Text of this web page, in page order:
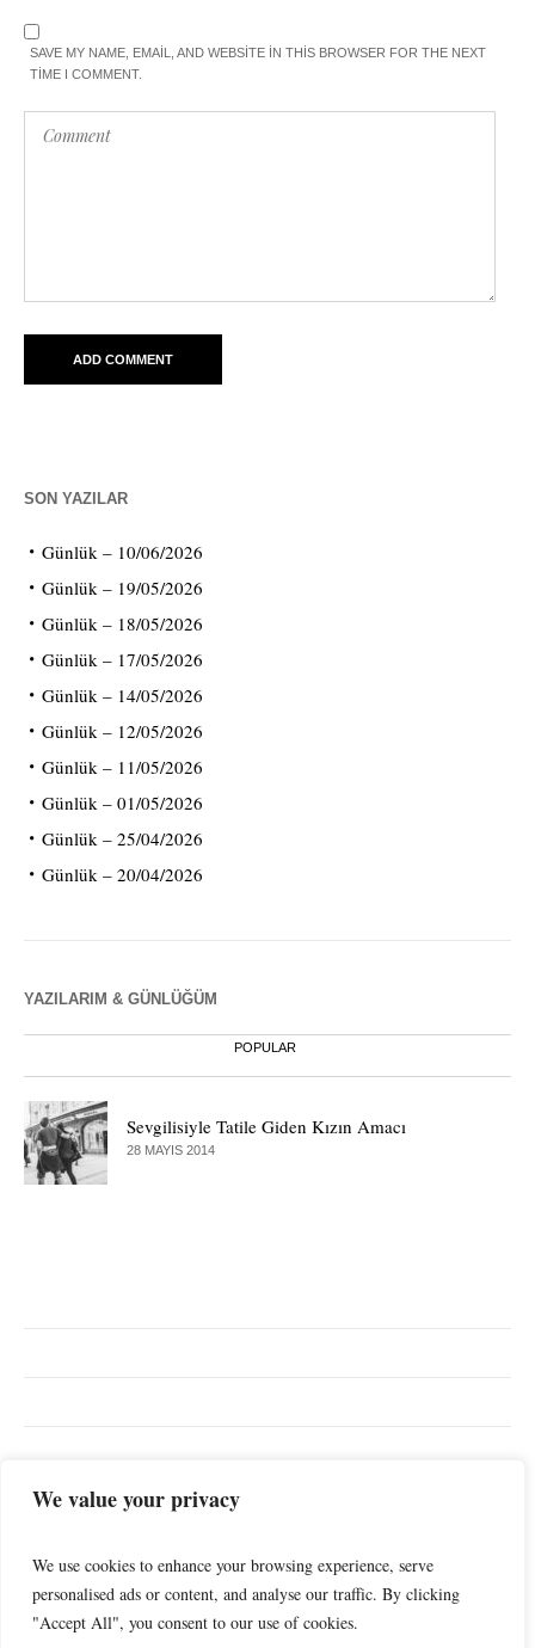
We value your privacy
We use cookies to enhance your browsing experience, serve
personalised ads or content, and analyse our traffic. By clicking
"Accept All", you consent to our use of cookies.
SAVE MY NAME, EMAIL, AND WEBSITE IN THIS BROWSER FOR THE NEXT
TIME I COMMENT.
SON YAZILAR
Günlük – 10/06/2026
Günlük – 19/05/2026
Günlük – 18/05/2026
Günlük – 17/05/2026
Günlük – 14/05/2026
Günlük – 12/05/2026
Günlük – 11/05/2026
Günlük – 01/05/2026
Günlük – 25/04/2026
Günlük – 20/04/2026
YAZILARIM & GÜNLÜĞÜM
POPULAR
Sevgilisiyle Tatile Giden Kızın Amacı
28 MAYIS 2014